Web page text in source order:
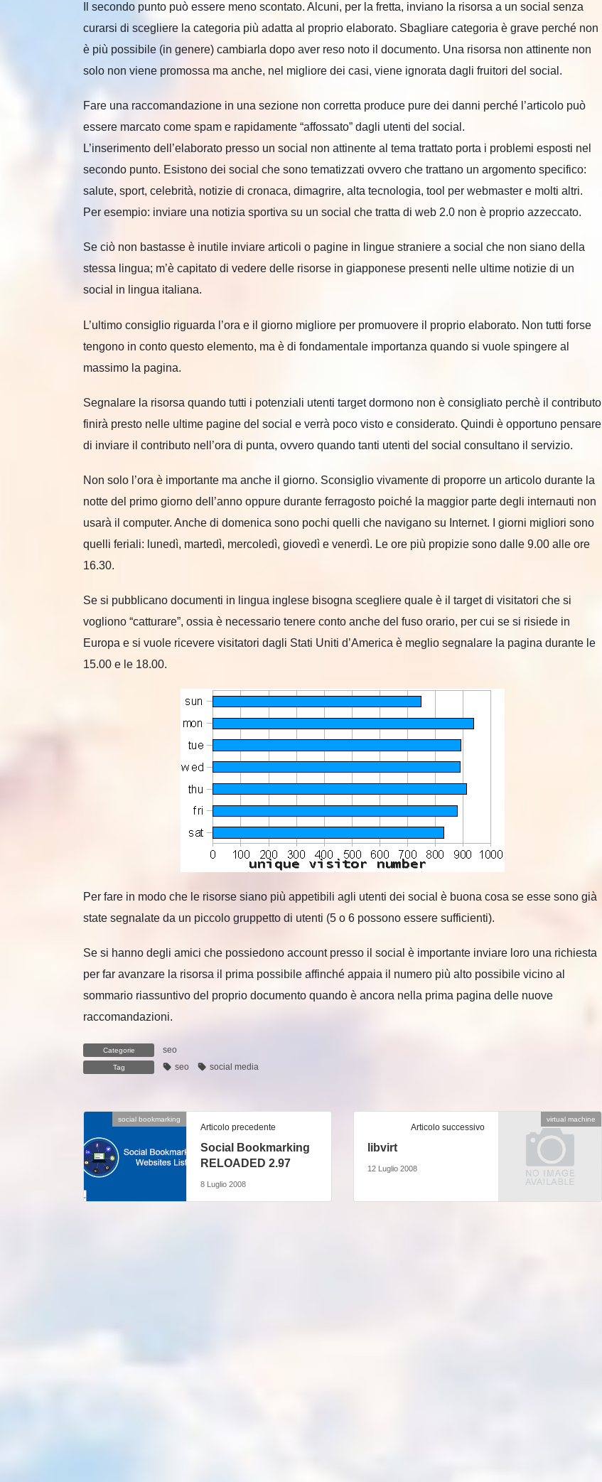
Il secondo punto può essere meno scontato. Alcuni, per la fretta, inviano la risorsa a un social senza
curarsi di scegliere la categoria più adatta al proprio elaborato. Sbagliare categoria è grave perché non
è più possibile (in genere) cambiarla dopo aver reso noto il documento. Una risorsa non attinente non
solo non viene promossa ma anche, nel migliore dei casi, viene ignorata dagli fruitori del social.
Fare una raccomandazione in una sezione non corretta produce pure dei danni perché l’articolo può
essere marcato come spam e rapidamente “affossato” dagli utenti del social.
L’inserimento dell’elaborato presso un social non attinente al tema trattato porta i problemi esposti nel
secondo punto. Esistono dei social che sono tematizzati ovvero che trattano un argomento specifico:
salute, sport, celebrità, notizie di cronaca, dimagrire, alta tecnologia, tool per webmaster e molti altri.
Per esempio: inviare una notizia sportiva su un social che tratta di web 2.0 non è proprio azzeccato.
Se ciò non bastasse è inutile inviare articoli o pagine in lingue straniere a social che non siano della
stessa lingua; m’è capitato di vedere delle risorse in giapponese presenti nelle ultime notizie di un
social in lingua italiana.
L’ultimo consiglio riguarda l’ora e il giorno migliore per promuovere il proprio elaborato. Non tutti forse
tengono in conto questo elemento, ma è di fondamentale importanza quando si vuole spingere al
massimo la pagina.
Segnalare la risorsa quando tutti i potenziali utenti target dormono non è consigliato perchè il contributo
finirà presto nelle ultime pagine del social e verrà poco visto e considerato. Quindi è opportuno pensare
di inviare il contributo nell’ora di punta, ovvero quando tanti utenti del social consultano il servizio.
Non solo l’ora è importante ma anche il giorno. Sconsiglio vivamente di proporre un articolo durante la
notte del primo giorno dell’anno oppure durante ferragosto poiché la maggior parte degli internauti non
usarà il computer. Anche di domenica sono pochi quelli che navigano su Internet. I giorni migliori sono
quelli feriali: lunedì, martedì, mercoledì, giovedì e venerdì. Le ore più propizie sono dalle 9.00 alle ore
16.30.
Se si pubblicano documenti in lingua inglese bisogna scegliere quale è il target di visitatori che si
vogliono “catturare”, ossia è necessario tenere conto anche del fuso orario, per cui se si risiede in
Europa e si vuole ricevere visitatori dagli Stati Uniti d’America è meglio segnalare la pagina durante le
15.00 e le 18.00.
Per fare in modo che le risorse siano più appetibili agli utenti dei social è buona cosa se esse sono già
state segnalate da un piccolo gruppetto di utenti (5 o 6 possono essere sufficienti).
Se si hanno degli amici che possiedono account presso il social è importante inviare loro una richiesta
per far avanzare la risorsa il prima possibile affinché appaia il numero più alto possibile vicino al
sommario riassuntivo del proprio documento quando è ancora nella prima pagina delle nuove
raccomandazioni.
Categorie seo
Tag seo social media
social bookmarking
Articolo precedente
Social Bookmarking
RELOADED 2.97
8 Luglio 2008
virtual machine
Articolo successivo
libvirt
12 Luglio 2008